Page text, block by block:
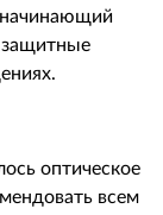
защитные
оптическое
всем